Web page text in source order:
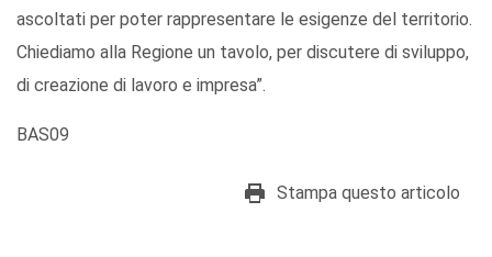
ascoltati per poter rappresentare le esigenze del territorio.
Chiediamo alla Regione un tavolo, per discutere di sviluppo,
di creazione di lavoro e impresa”.
BAS09
Stampa questo articolo